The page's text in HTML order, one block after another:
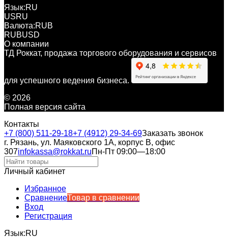
Язык:RU
USRU
Валюта:RUB
RUBUSD
О компании
ТД Роккат, продажа торгового оборудования и сервисов
для успешного ведения бизнеса.
© 2026
Полная версия сайта
Контакты
+7 (800) 511-29-18+7 (4912) 29-34-69Заказать звонок
г. Рязань, ул. Маяковского 1А, корпус B, офис
307infokassa@rokkat.ruПн-Пт 09:00—18:00
Личный кабинет
Избранное
СравнениеТовар в сравнении
Вход
Регистрация
Язык:RU